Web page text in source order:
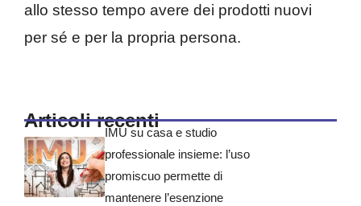
allo stesso tempo avere dei prodotti nuovi
per sé e per la propria persona.
Articoli recenti
IMU su casa e studio
professionale insieme: l’uso
promiscuo permette di
mantenere l’esenzione